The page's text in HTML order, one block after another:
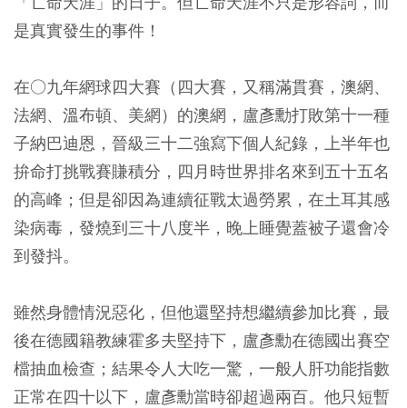
是真實發生的事件！
在○九年網球四大賽（四大賽，又稱滿貫賽，澳網、
法網、溫布頓、美網）的澳網，盧彥勳打敗第十一種
子納巴迪恩，晉級三十二強寫下個人紀錄，上半年也
拚命打挑戰賽賺積分，四月時世界排名來到五十五名
的高峰；但是卻因為連續征戰太過勞累，在土耳其感
染病毒，發燒到三十八度半，晚上睡覺蓋被子還會冷
到發抖。
雖然身體情況惡化，但他還堅持想繼續參加比賽，最
後在德國籍教練霍多夫堅持下，盧彥勳在德國出賽空
檔抽血檢查；結果令人大吃一驚，一般人肝功能指數
正常在四十以下，盧彥勳當時卻超過兩百。他只短暫